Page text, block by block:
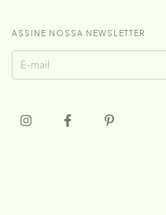
ASSINE NOSSA NEWSLETTER